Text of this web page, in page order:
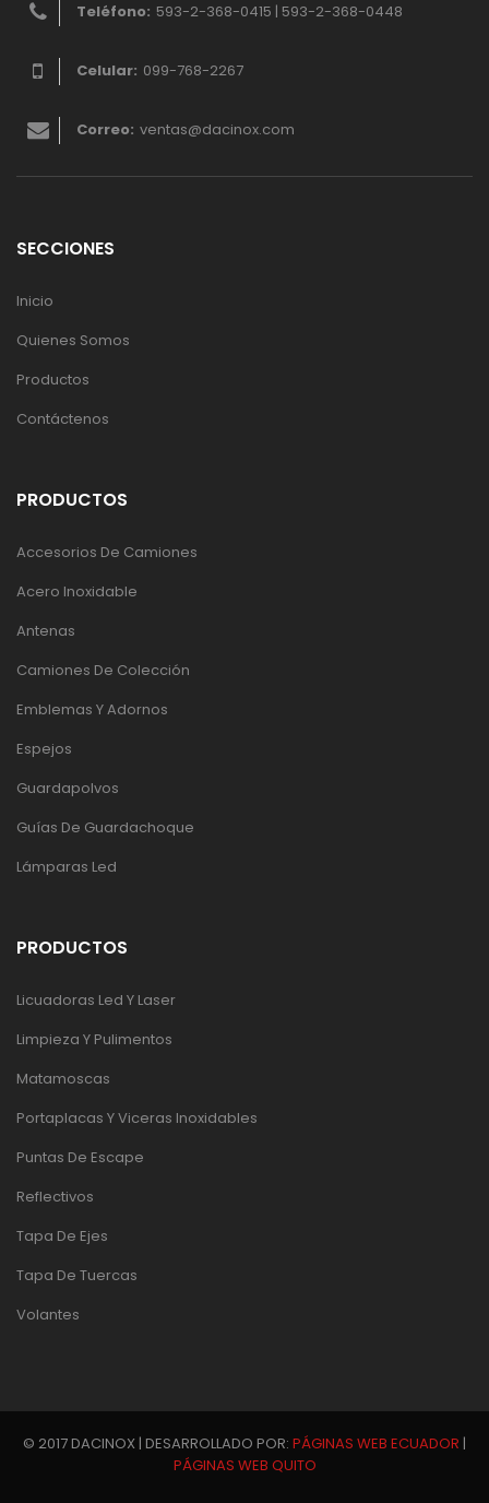
Teléfono: 593-2-368-0415 | 593-2-368-0448
Celular: 099-768-2267
Correo: ventas@dacinox.com
SECCIONES
Inicio
Quienes Somos
Productos
Contáctenos
PRODUCTOS
Accesorios De Camiones
Acero Inoxidable
Antenas
Camiones De Colección
Emblemas Y Adornos
Espejos
Guardapolvos
Guías De Guardachoque
Lámparas Led
PRODUCTOS
Licuadoras Led Y Laser
Limpieza Y Pulimentos
Matamoscas
Portaplacas Y Viceras Inoxidables
Puntas De Escape
Reflectivos
Tapa De Ejes
Tapa De Tuercas
Volantes
© 2017 DACINOX | DESARROLLADO POR: PÁGINAS WEB ECUADOR |
PÁGINAS WEB QUITO